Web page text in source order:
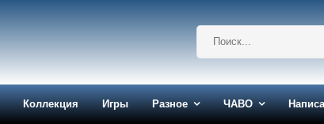
Коллекция Игры Разное ЧАВО